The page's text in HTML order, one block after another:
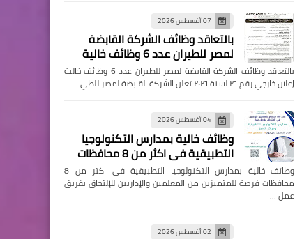
07 أغسطس 2026
بالتعاقد وظائف الشركة القابضة
لمصر للطيران عدد 6 وظائف خالية
بالتعاقد وظائف الشركة القابضة لمصر للطيران عدد 6 وظائف خالية
إعلان خارجي رقم ٢٦ لسنة ٢٠٢٦ تعلن الشركة القابضة لمصر للطي…
04 أغسطس 2026
وظائف خالية بمدارس التكنولوجيا
التطبيقية فى اكثر من 8 محافظات
وظائف خالية بمدارس التكنولوجيا التطبيقية فى اكثر من 8
محافظات فرصة للمتميزين من المعلمين والإداريين للإلتحاق بفريق
عمل …
02 أغسطس 2026